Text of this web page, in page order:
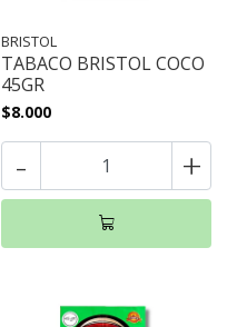
BRISTOL
TABACO BRISTOL COCO
45GR
$8.000
- +